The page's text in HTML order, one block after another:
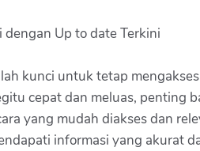
Up to date Terkini
kunci untuk tetap
cepat dan meluas, penting
yang mudah diakses dan
informasi yang akurat